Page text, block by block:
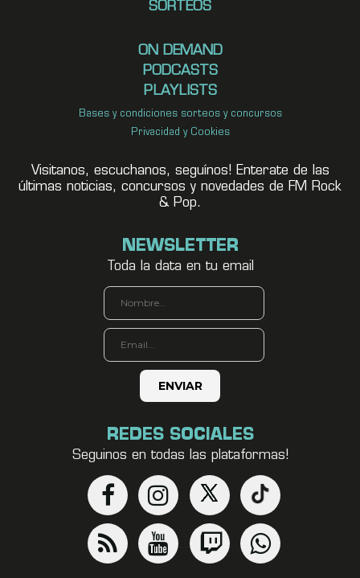
SORTEOS
ON DEMAND
PODCASTS
PLAYLISTS
Bases y condiciones sorteos y concursos
Privacidad y Cookies
Visitanos, escuchanos, seguínos! Enterate de las
últimas noticias, concursos y novedades de FM Rock
& Pop.
NEWSLETTER
Toda la data en tu email
REDES SOCIALES
Seguinos en todas las plataformas!